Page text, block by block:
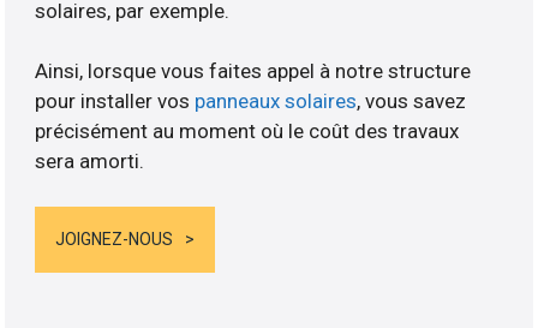
solaires, par exemple.
Ainsi, lorsque vous faites appel à notre structure
pour installer vos panneaux solaires, vous savez
précisément au moment où le coût des travaux
sera amorti.
JOIGNEZ-NOUS